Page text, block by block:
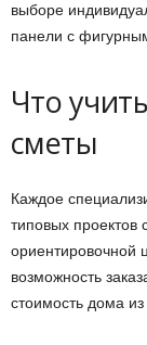
выборе
панели с
Что
сметы
Каждое
типовых проектов
ориентировочной
возможность
стоимость дома